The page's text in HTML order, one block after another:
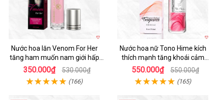
Nước hoa lăn Venom For Her
tăng ham muốn nam giới hấp
dẫn
350.000₫ 530.000₫
(166)
Nước hoa nữ Tono Hime kích
thích mạnh tăng khoái cảm
chàng mê
550.000₫ 550.000₫
(165)